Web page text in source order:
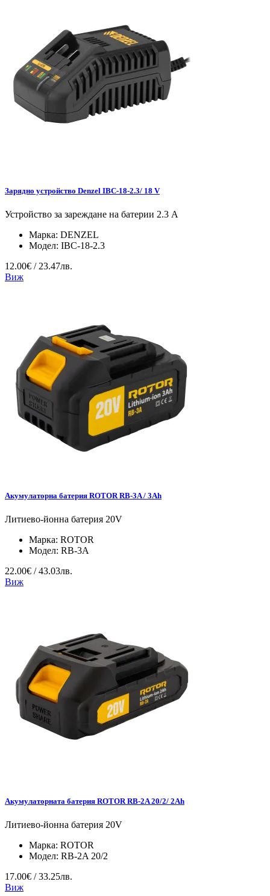
Зарядно устройство Denzel IBC-18-2.3/ 18 V
Устройство за зареждане на батерии 2.3 A
Марка: DENZEL
Модел: IBC-18-2.3
12.00€ / 23.47лв.
Виж
Акумулаторна батерия ROTOR RB-3A / 3Ah
Литиево-йонна батерия 20V
Марка: ROTOR
Модел: RB-3A
22.00€ / 43.03лв.
Виж
Акумулаторната батерия ROTOR RB-2A 20/2/ 2Ah
Литиево-йонна батерия 20V
Марка: ROTOR
Модел: RB-2A 20/2
17.00€ / 33.25лв.
Виж